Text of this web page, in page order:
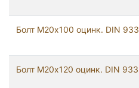
Болт М20х100 оцинк. DIN 933
Болт М20х120 оцинк. DIN 933